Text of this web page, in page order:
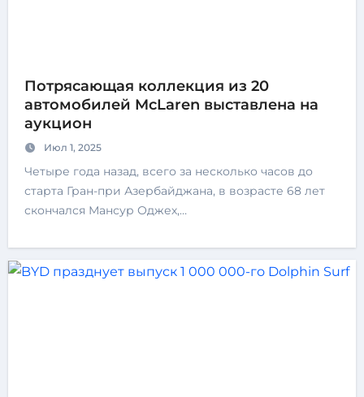
Потрясающая коллекция из 20
автомобилей McLaren выставлена ​​на
аукцион
Июл 1, 2025
Четыре года назад, всего за несколько часов до
старта Гран-при Азербайджана, в возрасте 68 лет
скончался Мансур Оджех,…